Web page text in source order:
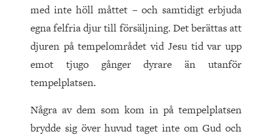
med inte höll måttet – och samtidigt erbjuda
egna felfria djur till försäljning. Det berättas att
djuren på tempelområdet vid Jesu tid var upp
emot tjugo gånger dyrare än utanför
tempelplatsen.
Några av dem som kom in på tempelplatsen
brydde sig över huvud taget inte om Gud och